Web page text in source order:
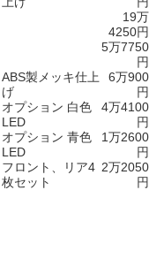
19万
4250円
5万7750
円
ABS製メッキ仕上
げ
6万900
円
オプション 白色
LED
4万4100
円
オプション 青色
LED
1万2600
円
フロント、リア4
枚セット
2万2050
円